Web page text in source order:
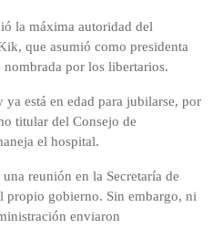
la máxima autoridad del
que asumió como presidenta
por los libertarios.
está en edad para jubilarse, por
titular del Consejo de
el hospital.
reunión en la Secretaría de
propio gobierno. Sin embargo, ni
enviaron